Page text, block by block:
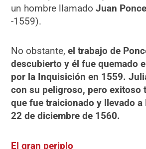
un hombre llamadoJuan
-1559).
No obstante,el trabajo de
descubierto y él fue quemado
por la Inquisición en 1559.
con su peligroso, pero exitoso
que fue traicionado y llevado a
22 de diciembre de 1560.
El gran periplo